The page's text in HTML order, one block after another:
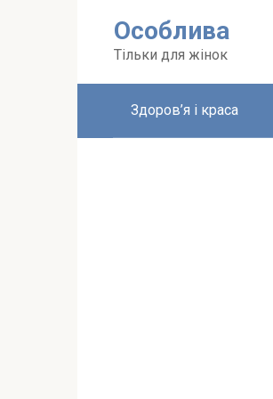
Особлива
Тільки для жінок
Здоров’я і краса